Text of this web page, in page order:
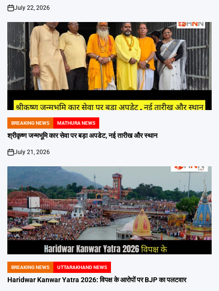
on
July 22, 2026
POSTED
IN
BREAKING NEWS MATHURA NEWS
श्रीकृष्ण जन्मभूमि कार सेवा पर बड़ा अपडेट, नई तारीख और स्थान
on
July 21, 2026
POSTED
IN
BREAKING NEWS UTTARAKHAND NEWS
Haridwar Kanwar Yatra 2026: विपक्ष के आरोपों पर BJP का पलटवार